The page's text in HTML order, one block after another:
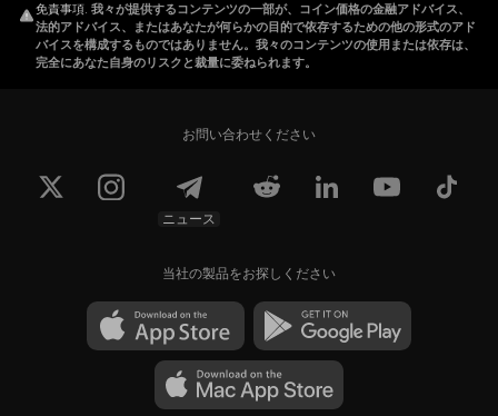
免責事項. 我々が提供するコンテンツの一部が、コイン価格の金融アドバイス、
法的アドバイス、またはあなたが何らかの目的で依存するための他の形式のアド
バイスを構成するものではありません。我々のコンテンツの使用または依存は、
完全にあなた自身のリスクと裁量に委ねられます。
お問い合わせください
ニュース
当社の製品をお探しください